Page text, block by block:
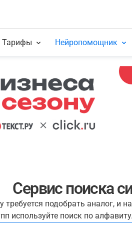
Тарифы Нейропомощник
Сервис поиска
требуется подобрать аналог, и
используйте поиск по алфавиту.